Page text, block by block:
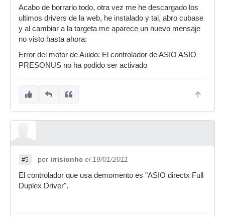
Acabo de borrarlo todo, otra vez me he descargado los
ultimos drivers de la web, he instalado y tal, abro cubase
y al cambiar a la targeta me aparece un nuevo mensaje
no visto hasta ahora:
Error del motor de Auido: El controlador de ASIO ASIO
PRESONUS no ha podido ser activado
#5 por irrisionhc el 19/01/2011
El controlador que usa demomento es "ASIO directx Full
Duplex Driver".